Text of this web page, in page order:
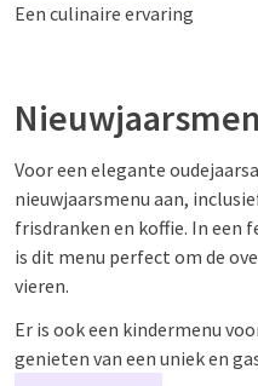
Een culinaire ervaring
Voor een elegante
nieuwjaarsmenu aan,
frisdranken en koffie. In een
is dit menu perfect om de
vieren.
Er is ook een kindermenu
genieten van een uniek en